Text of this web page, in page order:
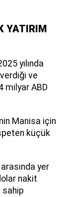
YATIRIM
yılında
ve
milyar ABD
Manisa için
küçük
yer
nakit
sahip